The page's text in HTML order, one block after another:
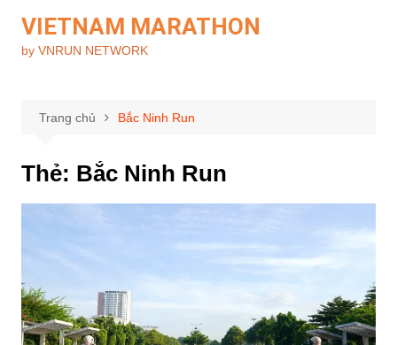
phần
VIETNAM MARATHON
by VNRUN NETWORK
Trang chủ Bắc Ninh Run
Thẻ: Bắc Ninh Run